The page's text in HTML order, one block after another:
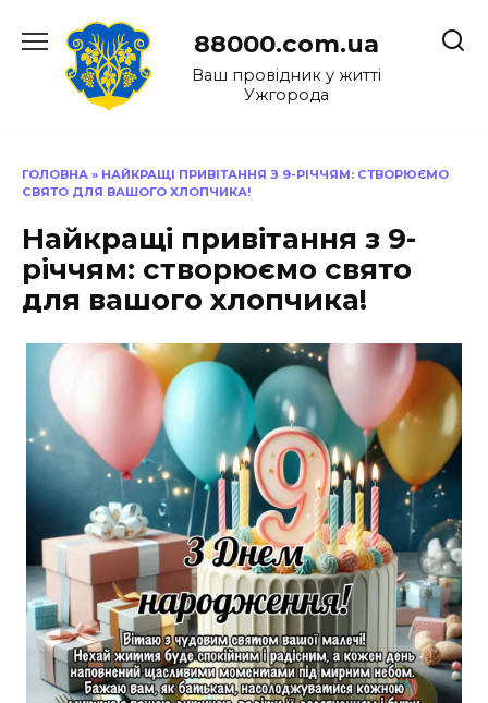
до
88000.com.ua
Ваш провідник у житті
Ужгорода
ГОЛОВНА » НАЙКРАЩІ ПРИВІТАННЯ З 9-РІЧЧЯМ: СТВОРЮЄМО
СВЯТО ДЛЯ ВАШОГО ХЛОПЧИКА!
Найкращі привітання з 9-
річчям: створюємо свято
для вашого хлопчика!